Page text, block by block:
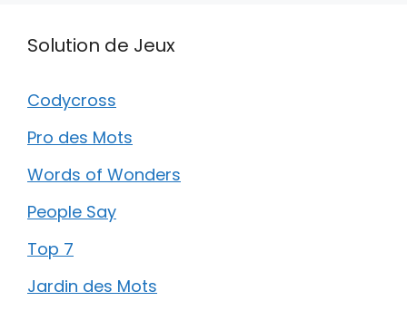
Solution de Jeux
Codycross
Pro des Mots
Words of Wonders
People Say
Top 7
Jardin des Mots